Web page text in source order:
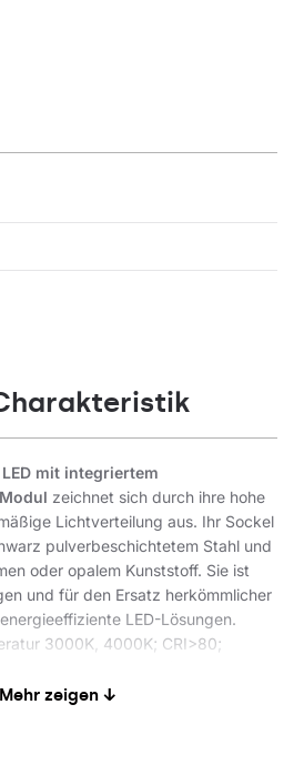
mit integriertem
zeichnet sich durch ihre hohe
Lichtverteilung aus. Ihr Sockel
pulverbeschichtetem Stahl und
oder opalem Kunststoff. Sie ist
und für den Ersatz herkömmlicher
LED-Lösungen.
3000K, 4000K; CRI>80;
Mehr zeigen ↓